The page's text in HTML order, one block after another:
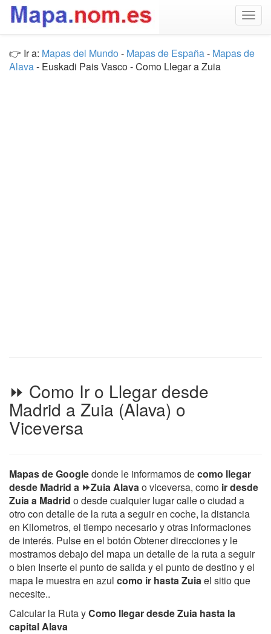
👉 Ir a: Mapas del Mundo - Mapas de España- Mapas de
Alava- Euskadi Pais Vasco - Como Llegar a Zuia
⏩ Como Ir o Llegar desde
Madrid a Zuia (Alava) o
Viceversa
Mapas de Googledonde le informamos decomo llegar
desde Madrid a ⏩Zuia Alavao viceversa, como ir desde
Zuia a Madrid o desde cualquier lugar calle o ciudad a
otro con detalle de la ruta a seguir en coche, la distancia
en Kilometros, el tiempo necesario y otras informaciones
de interés. Pulse en el botón Obtener direcciones y le
mostramos debajo del mapa un detalle de la ruta a seguir
o bien Inserte el punto de salida y el punto de destino y el
mapa le muestra en azul como ir hasta Zuiael sitio que
necesite..
Calcular la Ruta yComo llegar desde Zuia hasta la
capital Alava